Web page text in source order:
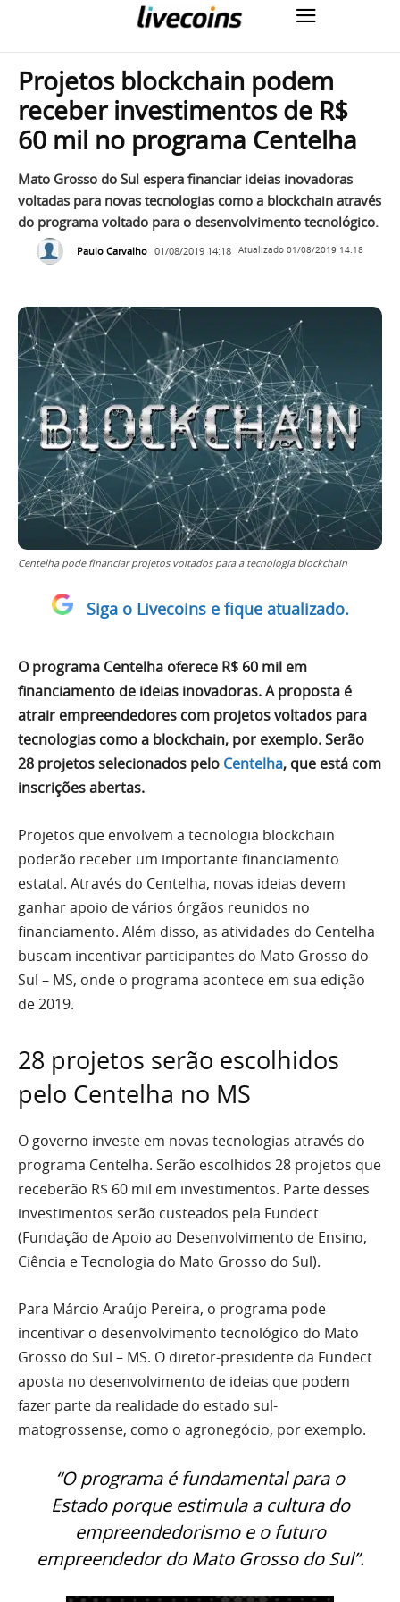
Projetos blockchain podem
receber investimentos de R$
60 mil no programa Centelha
Mato Grosso do Sul espera financiar ideias inovadoras
voltadas para novas tecnologias como a blockchain através
do programa voltado para o desenvolvimento tecnológico.
Paulo Carvalho 01/08/2019 14:18 Atualizado 01/08/2019 14:18
Centelha pode financiar projetos voltados para a tecnologia blockchain
Siga o Livecoins e fique atualizado.
O programa Centelha oferece R$ 60 mil em
financiamento de ideias inovadoras. A proposta é
atrair empreendedores com projetos voltados para
tecnologias como a blockchain, por exemplo. Serão
28 projetos selecionados pelo Centelha, que está com
inscrições abertas.
Projetos que envolvem a tecnologia blockchain
poderão receber um importante financiamento
estatal. Através do Centelha, novas ideias devem
ganhar apoio de vários órgãos reunidos no
financiamento. Além disso, as atividades do Centelha
buscam incentivar participantes do Mato Grosso do
Sul – MS, onde o programa acontece em sua edição
de 2019.
28 projetos serão escolhidos
pelo Centelha no MS
O governo investe em novas tecnologias através do
programa Centelha. Serão escolhidos 28 projetos que
receberão R$ 60 mil em investimentos. Parte desses
investimentos serão custeados pela Fundect
(Fundação de Apoio ao Desenvolvimento de Ensino,
Ciência e Tecnologia do Mato Grosso do Sul).
Para Márcio Araújo Pereira, o programa pode
incentivar o desenvolvimento tecnológico do Mato
Grosso do Sul – MS. O diretor-presidente da Fundect
aposta no desenvolvimento de ideias que podem
fazer parte da realidade do estado sul-
matogrossense, como o agronegócio, por exemplo.
“O programa é fundamental para o
Estado porque estimula a cultura do
empreendedorismo e o futuro
empreendedor do Mato Grosso do Sul”.